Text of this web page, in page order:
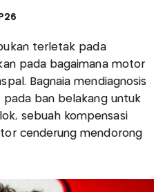
terletak pada
pada bagaimana motor
Bagnaia mendiagnosis
ban belakang untuk
sebuah kompensasi
cenderung mendorong